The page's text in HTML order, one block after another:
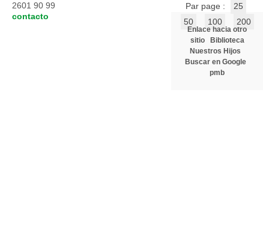
Par page :
25
50
100 200
Enlace hacia otro
sitio
Biblioteca
Nuestros Hijos
Buscar en Google
pmb
2601 90 99
contacto